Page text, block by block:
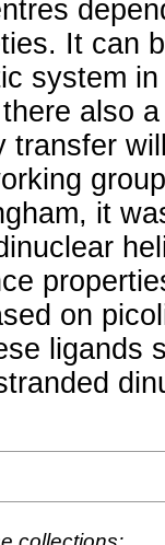
It can
system
also
transfer
it
on
ligands